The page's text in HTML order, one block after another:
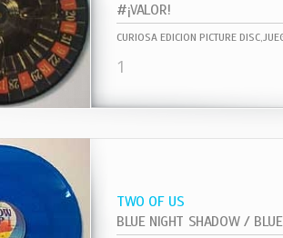
#¡VALOR!
CURIOSA EDICION PICTURE
1
TWO OF US
BLUE NIGHT SHADOW /